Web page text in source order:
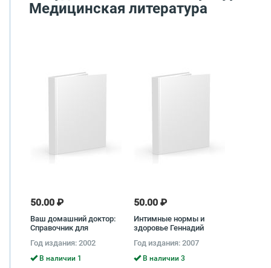
Медицинская литература
50.00 ₽
Ваш домашний доктор:
Справочник для
Год издания: 2002
В наличии 1
50.00 ₽
Интимные нормы и
здоровье Геннадий
Год издания: 2007
В наличии 3